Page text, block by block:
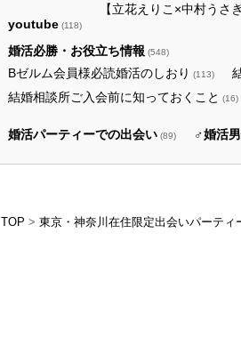
youtube (118)
【立花えりこ×中村うさ
婚活必勝・お役立ち情報 (548)
Bゼルム会員様必読婚活のしおり (113)
結婚相談所ご入会前に知っておくこと (16)
婚活パーティーでの出会い (89) ♂婚活
TOP > 東京・神奈川在住限定出会いパーティ